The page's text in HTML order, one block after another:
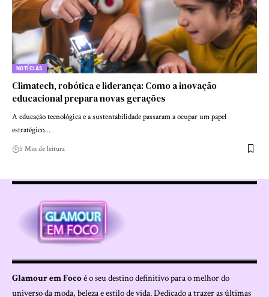
NOTÍCIAS
Climatech, robótica e liderança: Como a inovação
educacional prepara novas gerações
A educação tecnológica e a sustentabilidade passaram a ocupar um papel
estratégico…
5 Min de leitura
Glamour em Focoé o seu destino definitivo para o melhor do
universo da moda, beleza e estilo de vida. Dedicado a trazer as últimas